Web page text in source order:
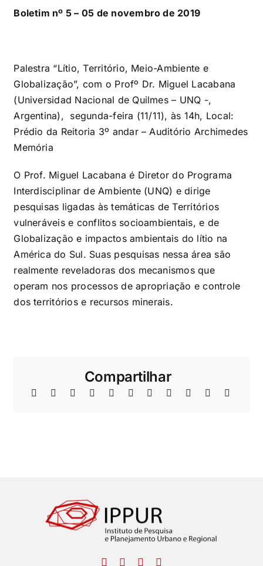
Boletim nº 5 – 05 de novembro de 2019
Palestra “Lítio, Território, Meio-Ambiente e
Globalização”, com o Profº Dr. Miguel Lacabana
(Universidad Nacional de Quilmes – UNQ -,
Argentina), segunda-feira (11/11), às 14h, Local:
Prédio da Reitoria 3º andar – Auditório Archimedes
Memória
O Prof. Miguel Lacabana é Diretor do Programa
Interdisciplinar de Ambiente (UNQ) e dirige
pesquisas ligadas às temáticas de Territórios
vulneráveis e conflitos socioambientais, e de
Globalização e impactos ambientais do lítio na
América do Sul. Suas pesquisas nessa área são
realmente reveladoras dos mecanismos que
operam nos processos de apropriação e controle
dos territórios e recursos minerais.
Compartilhar